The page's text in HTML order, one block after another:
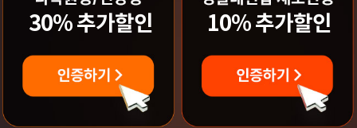
30% 추가할인 10% 추가할인